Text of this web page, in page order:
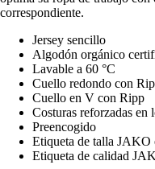
correspondiente.
Jersey sencillo
Algodón orgánico
Lavable a 60 °C
Cuello redondo con
Cuello en V con Ripp
Costuras reforzadas en
Preencogido
Etiqueta de talla JAKO
Etiqueta de calidad